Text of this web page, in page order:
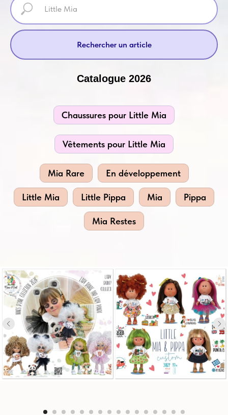
Rechercher un article
Catalogue 2026
Chaussures pour Little Mia
Vêtements pour Little Mia
Mia Rare En développement
Little Mia Little Pippa Mia Pippa
Mia Restes